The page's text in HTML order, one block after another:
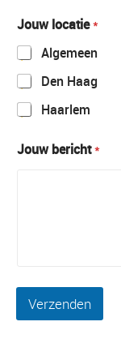
Jouw locatie*
Algemeen
Den Haag
Haarlem
Jouw bericht*
Verzenden